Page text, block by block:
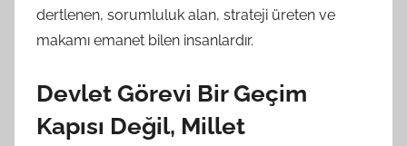
dertlenen, sorumluluk alan, strateji üreten ve
makamı emanet bilen insanlardır.
Devlet Görevi Bir Geçim
Kapısı Değil, Millet